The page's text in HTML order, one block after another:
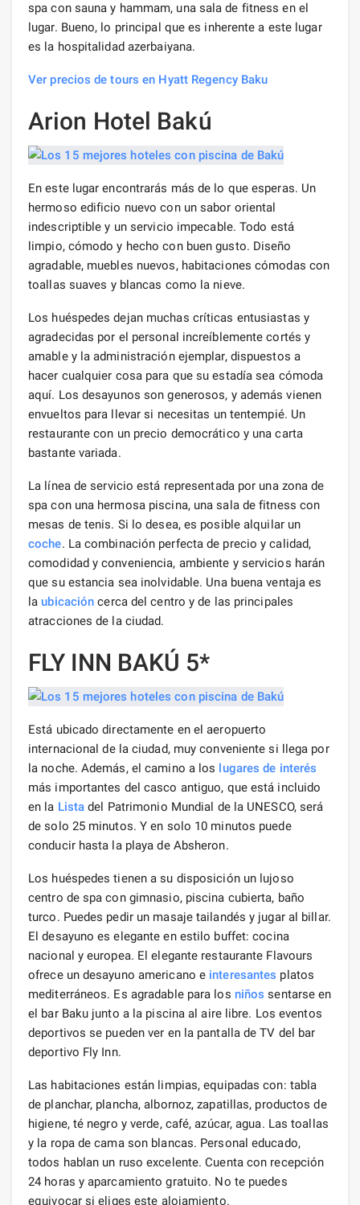
spa con sauna y hammam, una sala de fitness en el
lugar. Bueno, lo principal que es inherente a este lugar
es la hospitalidad azerbaiyana.
Ver precios de tours en Hyatt Regency Baku
Arion Hotel Bakú
En este lugar encontrarás más de lo que esperas. Un
hermoso edificio nuevo con un sabor oriental
indescriptible y un servicio impecable. Todo está
limpio, cómodo y hecho con buen gusto. Diseño
agradable, muebles nuevos, habitaciones cómodas con
toallas suaves y blancas como la nieve.
Los huéspedes dejan muchas críticas entusiastas y
agradecidas por el personal increíblemente cortés y
amable y la administración ejemplar, dispuestos a
hacer cualquier cosa para que su estadía sea cómoda
aquí. Los desayunos son generosos, y además vienen
envueltos para llevar si necesitas un tentempié. Un
restaurante con un precio democrático y una carta
bastante variada.
La línea de servicio está representada por una zona de
spa con una hermosa piscina, una sala de fitness con
mesas de tenis. Si lo desea, es posible alquilar un
coche. La combinación perfecta de precio y calidad,
comodidad y conveniencia, ambiente y servicios harán
que su estancia sea inolvidable. Una buena ventaja es
laubicación cerca del centro y de las principales
atracciones de la ciudad.
FLY INN BAKÚ 5*
Está ubicado directamente en el aeropuerto
internacional de la ciudad, muy conveniente si llega por
la noche. Además, el camino a los lugares de interés
más importantes del casco antiguo, que está incluido
en la Lista del Patrimonio Mundial de la UNESCO, será
de solo 25 minutos. Y en solo 10 minutos puede
conducir hasta la playa de Absheron.
Los huéspedes tienen a su disposición un lujoso
centro de spa con gimnasio, piscina cubierta, baño
turco. Puedes pedir un masaje tailandés y jugar al billar.
El desayuno es elegante en estilo buffet: cocina
nacional y europea. El elegante restaurante Flavours
ofrece un desayuno americano e interesantes platos
mediterráneos. Es agradable para los niños sentarse en
el bar Baku junto a la piscina al aire libre. Los eventos
deportivos se pueden ver en la pantalla de TV del bar
deportivo Fly Inn.
Las habitaciones están limpias, equipadas con: tabla
de planchar, plancha, albornoz, zapatillas, productos de
higiene, té negro y verde, café, azúcar, agua. Las toallas
y la ropa de cama son blancas. Personal educado,
todos hablan un ruso excelente. Cuenta con recepción
24 horas y aparcamiento gratuito. No te puedes
equivocar si eliges este alojamiento.